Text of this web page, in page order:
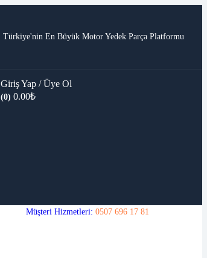
Türkiye'nin En Büyük Motor Yedek Parça Platformu
Giriş Yap / Üye Ol
(0) 0.00₺
Müşteri Hizmetleri: 0507 696 17 81